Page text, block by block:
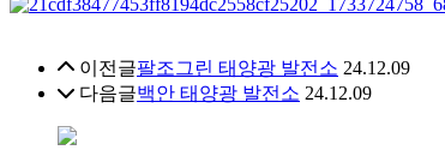
이전글팔조그린 태양광 발전소 24.12.09
다음글백안 태양광 발전소 24.12.09